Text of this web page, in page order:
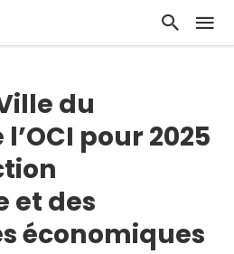
du
pour 2025
et des
économiques